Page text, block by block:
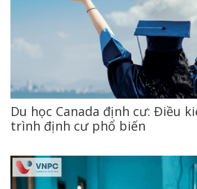
Du học Canada định cư: Điều
trình định cư phổ biến